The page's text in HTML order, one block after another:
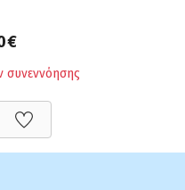
συνεννόησης